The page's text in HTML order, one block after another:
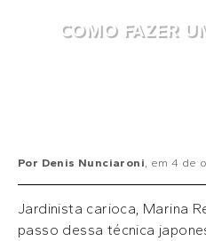
COMO FAZER
Por Denis Nunciaroni, em 4 de
Jardinista carioca, Marina
passo dessa técnica